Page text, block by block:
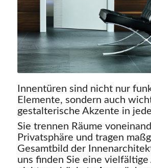
Innentüren sind nicht nur
Elemente, sondern auch
gestalterische Akzente in
Sie trennen Räume
Privatsphäre und tragen
Gesamtbild der
uns finden Sie eine vielfältige